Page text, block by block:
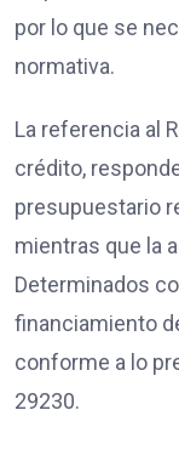
por lo que se
normativa.
La referencia al
crédito,
presupuestario
mientras que la
Determinados
financiamiento
conforme a lo
29230.